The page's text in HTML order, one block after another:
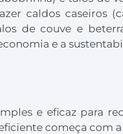
caldos caseiros
de couve e
e a
e eficaz para
começa com